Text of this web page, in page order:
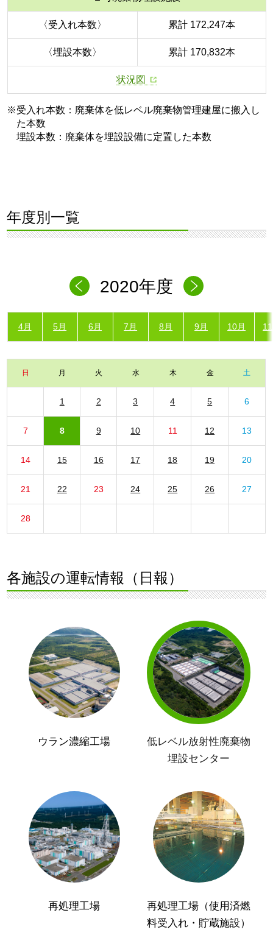
〈受入れ本数〉 累計 172,247本
〈埋設本数〉 累計 170,832本
状況図
※受入れ本数：廃棄体を低レベル廃棄物管理建屋に搬入し
た本数
埋設本数：廃棄体を埋設設備に定置した本数
年度別一覧
2020年度
4月 5月 6月 7月 8月 9月 10月
日 月 火 水 木 金 土
1 2 3 4 5 6
7 8 9 10 11 12 13
14 15 16 17 18 19 20
21 22 23 24 25 26 27
28
各施設の運転情報（日報）
ウラン濃縮工場
低レベル放射性廃棄物
埋設センター
再処理工場
再処理工場（使用済燃
料受入れ・貯蔵施設）